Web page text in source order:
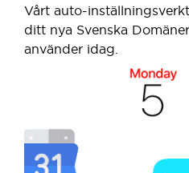
Vårt auto-
ditt nya Svenska
använder idag.